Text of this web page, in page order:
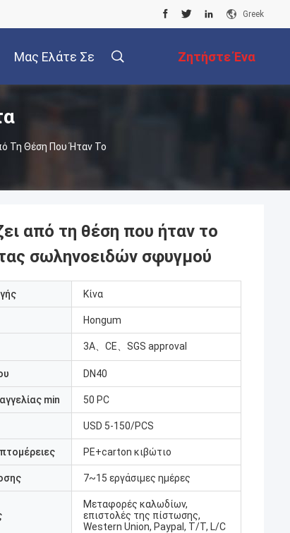
Greek
Μας Ελάτε Σε Ζητήστε Ένα
Απόσπασμα
Τη Θέση Που Ήταν Το
από τη θέση που ήταν το
σωληνοειδών σφυγμού
Κίνα
Hongum
3A、CE、SGS approval
DN40
min 50 PC
USD 5-150/PCS
PE+carton κιβώτιο
7~15 εργάσιμες ημέρες
Μεταφορές καλωδίων,
επιστολές της πίστωσης,
Western Union, Paypal, T/T, L/C